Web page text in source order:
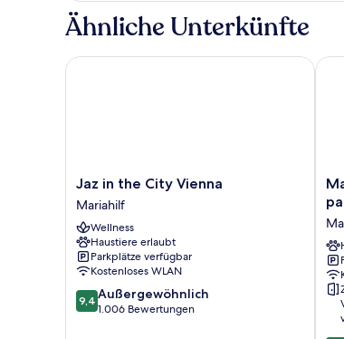
Ähnliche Unterkünfte
Jaz
in
the
City
Vienna
Mariahilf
Jaz in the City Vienna
Mariahilf
Wellness
Haustiere erlaubt
Parkplätze verfügbar
Kostenloses WLAN
9.4
von
9,4 Außergewöhnlich
1.006 Bewertungen
Jaz in the City Vienna
5th
of